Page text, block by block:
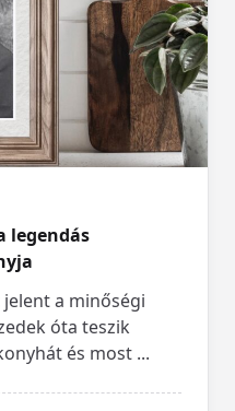
legendás
a minőségi
óta teszik
és most ...